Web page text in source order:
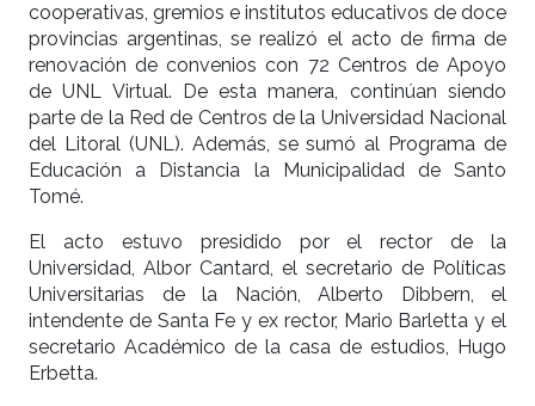
cooperativas, gremios e institutos educativos de doce
provincias argentinas, se realizó el acto de firma de
renovación de convenios con 72 Centros de Apoyo
de UNL Virtual. De esta manera, continúan siendo
parte de la Red de Centros de la Universidad Nacional
del Litoral (UNL). Además, se sumó al Programa de
Educación a Distancia la Municipalidad de Santo
Tomé.
El acto estuvo presidido por el rector de la
Universidad, Albor Cantard, el secretario de Políticas
Universitarias de la Nación, Alberto Dibbern, el
intendente de Santa Fe y ex rector, Mario Barletta y el
secretario Académico de la casa de estudios, Hugo
Erbetta.